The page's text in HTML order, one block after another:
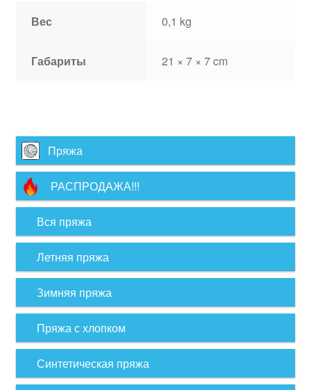
Вес 0,1 kg
Габариты 21 × 7 × 7 cm
Пряжа
РАСПРОДАЖА!!!
Вся пряжа
Летняя пряжа
Зимняя пряжа
Пряжа с хлопком
Синтетическая пряжа